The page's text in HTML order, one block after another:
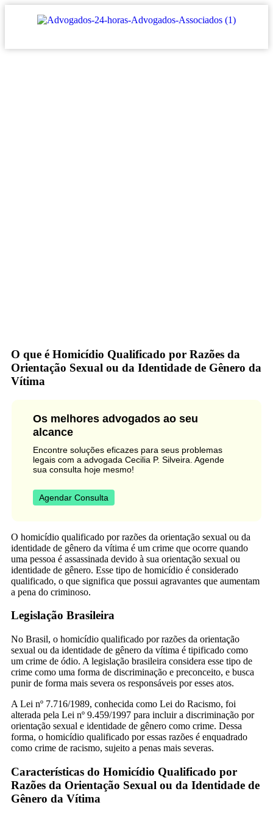
O que é Homicídio Qualificado por Razões da
Orientação Sexual ou da Identidade de Gênero da
Vítima
Os melhores advogados ao seu
alcance
Encontre soluções eficazes para seus problemas
legais com a advogada Cecilia P. Silveira. Agende
sua consulta hoje mesmo!
Agendar Consulta
O homicídio qualificado por razões da orientação sexual ou da
identidade de gênero da vítima é um crime que ocorre quando
uma pessoa é assassinada devido à sua orientação sexual ou
identidade de gênero. Esse tipo de homicídio é considerado
qualificado, o que significa que possui agravantes que aumentam
a pena do criminoso.
Legislação Brasileira
No Brasil, o homicídio qualificado por razões da orientação
sexual ou da identidade de gênero da vítima é tipificado como
um crime de ódio. A legislação brasileira considera esse tipo de
crime como uma forma de discriminação e preconceito, e busca
punir de forma mais severa os responsáveis por esses atos.
A Lei nº 7.716/1989, conhecida como Lei do Racismo, foi
alterada pela Lei nº 9.459/1997 para incluir a discriminação por
orientação sexual e identidade de gênero como crime. Dessa
forma, o homicídio qualificado por essas razões é enquadrado
como crime de racismo, sujeito a penas mais severas.
Características do Homicídio Qualificado por
Razões da Orientação Sexual ou da Identidade de
Gênero da Vítima